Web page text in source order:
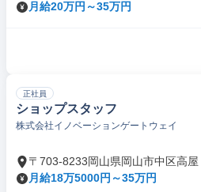
月給20万円～35万円
正社員
ショップスタッフ
株式会社イノベーションゲートウェイ
〒703-8233岡山県岡山市中区高屋
月給18万5000円～35万円